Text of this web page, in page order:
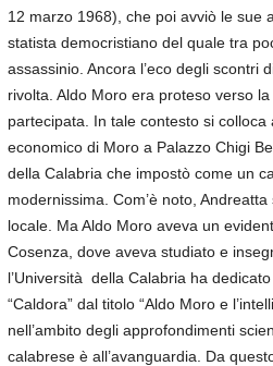
12 marzo 1968), che poi avviò le sue
statista democristiano del quale tra
assassinio. Ancora l’eco degli scontri
rivolta. Aldo Moro era proteso verso
partecipata. In tale contesto si
economico di Moro a Palazzo Chigi
della Calabria che impostò come un
modernissima. Com’è noto,
locale. Ma Aldo Moro aveva un
Cosenza, dove aveva studiato e
l’Università della Calabria ha
“Caldora” dal titolo “Aldo Moro e
nell’ambito degli approfondimenti
calabrese è all’avanguardia. Da